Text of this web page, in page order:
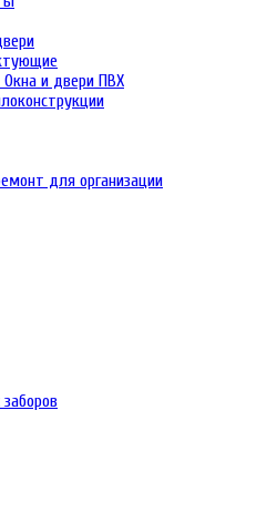
и двери ПВХ
для организации